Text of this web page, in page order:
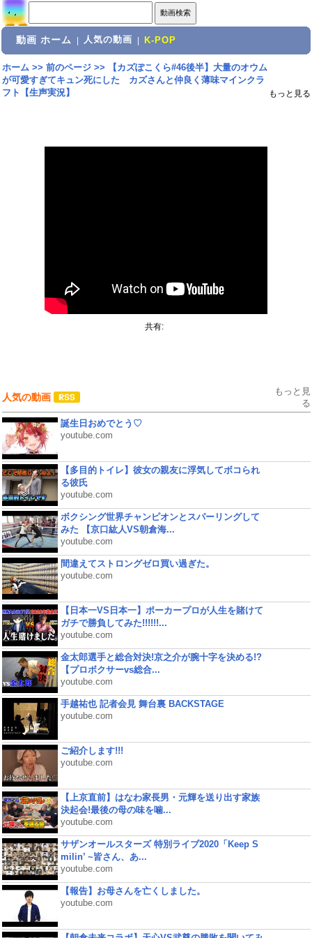
動画 ホーム 人気の動画 K-POP
ホーム>> 前のページ>>
【カズぽこくら#46後半】大量のオウム
が可愛すぎてキュン死にした カズさんと仲良く薄味マインクラ
フト【生声実況】
もっと見る
共有:
人気の動画
もっと見
る
誕生日おめでとう♡
youtube.com
【多目的トイレ】彼女の親友に浮気してボコられ
る彼氏
youtube.com
ボクシング世界チャンピオンとスパーリングして
みた 【京口紘人VS朝倉海...
youtube.com
間違えてストロングゼロ買い過ぎた。
youtube.com
【日本一VS日本一】ポーカープロが人生を賭けて
ガチで勝負してみた!!!!!!...
youtube.com
金太郎選手と総合対決!京之介が腕十字を決める!?
【プロボクサーvs総合...
youtube.com
手越祐也 記者会見 舞台裏 BACKSTAGE
youtube.com
ご紹介します!!!
youtube.com
【上京直前】はなわ家長男・元輝を送り出す家族
決起会!最後の母の味を噛...
youtube.com
サザンオールスターズ 特別ライブ2020「Keep S
milin’ ~皆さん、あ...
youtube.com
【報告】お母さんを亡くしました。
youtube.com